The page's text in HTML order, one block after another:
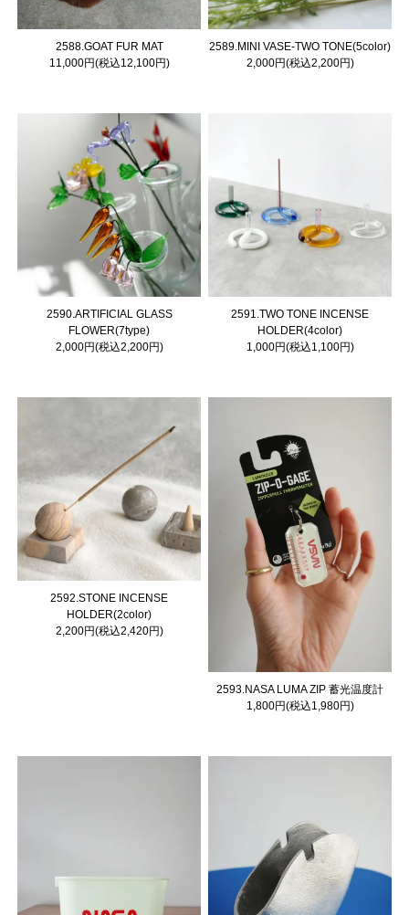
2588.GOAT FUR MAT
11,000円(税込12,100円)
2589.MINI VASE-TWO TONE(5color)
2,000円(税込2,200円)
2590.ARTIFICIAL GLASS
FLOWER(7type)
2,000円(税込2,200円)
2591.TWO TONE INCENSE
HOLDER(4color)
1,000円(税込1,100円)
2592.STONE INCENSE
HOLDER(2color)
2,200円(税込2,420円)
2593.NASA LUMA ZIP 蓄光温度計
1,800円(税込1,980円)